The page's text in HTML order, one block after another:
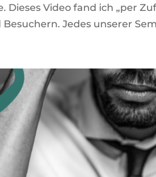
Dieses Video fand ich „per
Jedes unserer